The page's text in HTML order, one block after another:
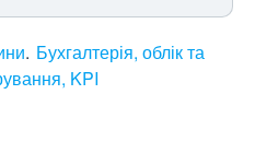
Бухгалтерія, облік та
KPI